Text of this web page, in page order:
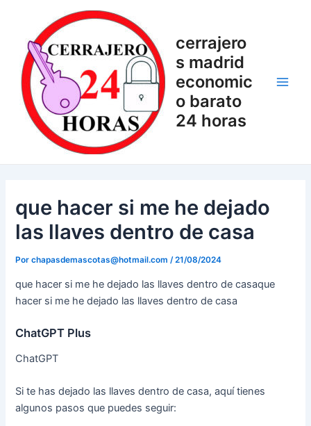
contenido
cerrajero
s madrid
economic
o barato
24 horas
que hacer si me he dejado
las llaves dentro de casa
Porchapasdemascotas@hotmail.com/21/08/2024
que hacer si me he dejado las llaves dentro de casaque
hacer si me he dejado las llaves dentro de casa
ChatGPT Plus
ChatGPT
Si te has dejado las llaves dentro de casa, aquí tienes
algunos pasos que puedes seguir:
entradas